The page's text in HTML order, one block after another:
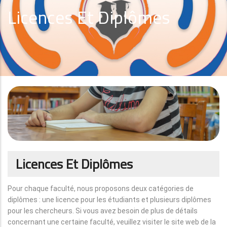
Licences Et Diplômes
Licences Et Diplômes
Pour chaque faculté, nous proposons deux catégories de
diplômes : une licence pour les étudiants et plusieurs diplômes
pour les chercheurs. Si vous avez besoin de plus de détails
concernant une certaine faculté, veuillez visiter le site web de la